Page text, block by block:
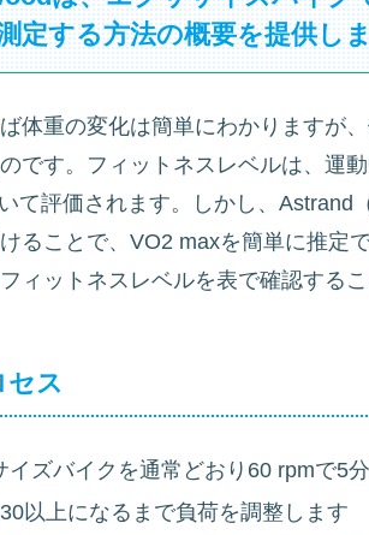
定する方法の概要を提供し
体重の変化は簡単にわかりますが
です。フィットネスレベルは、運
て評価されます。しかし、Astrand
ることで、VO2 maxを簡単に推定
ィットネスレベルを表で確認するこ
セス
イズバイクを通常どおり60 rpmで5
以上になるまで負荷を調整します